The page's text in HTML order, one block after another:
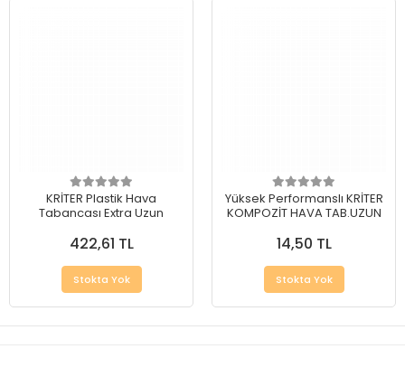
KRİTER Plastik Hava
Tabancası Extra Uzun
422,61 TL
Stokta Yok
Yüksek Performanslı KRİTER
KOMPOZİT HAVA TAB.UZUN
14,50 TL
Stokta Yok